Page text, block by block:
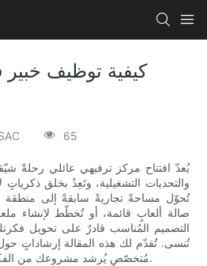
كيفية توظيف
65
يُعدّ افتتاح مركز ترفيهي عائلي رحلةً شيّقةً
والتحديات التشغيلية، وتَعِدُ بخلق
تُحوّل مساحةً تجاريةً سابقةً إلى منطقة
صالة ألعابٍ قائمة، أو تُخطّط لإنشاء
التصميم المُناسب قادرٌ على تحويل
تُنسى. تُقدّم لك هذه المقالة إرشاداتٍ
مُتخصّصٍ يُرشد مشروعك من الفكرة إلى يوم الافتتاح وما بعده.